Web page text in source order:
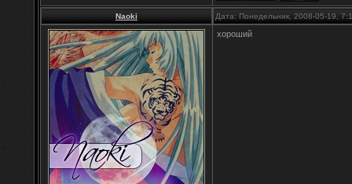
Naoki Дата: Понедельник, 2008-05-19,
хороший